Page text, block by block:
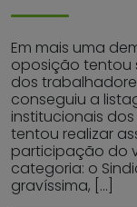
Em mais uma
oposição tentou
dos
conseguiu a
institucionais
tentou realizar
participação do
categoria: o
gravíssima, […]